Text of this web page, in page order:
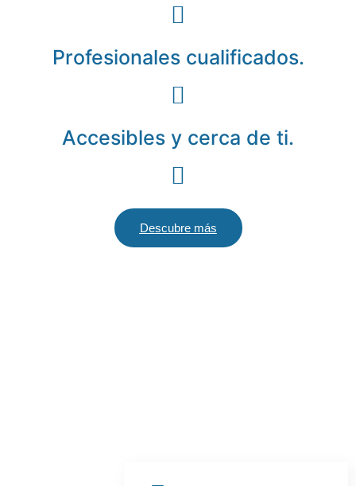
Profesionales cualificados.
Accesibles y cerca de ti.
Descubre más